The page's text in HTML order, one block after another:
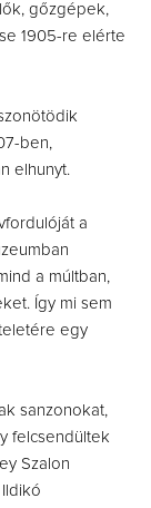
gőzgépek,
1905-re elérte
ben,
elhunyt.
a
a múltban,
Így mi sem
egy
sanzonokat,
felcsendültek
Szalon